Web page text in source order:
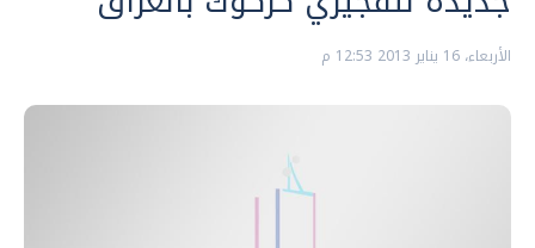
الأربعاء، 16 يناير 2013 12:53 م